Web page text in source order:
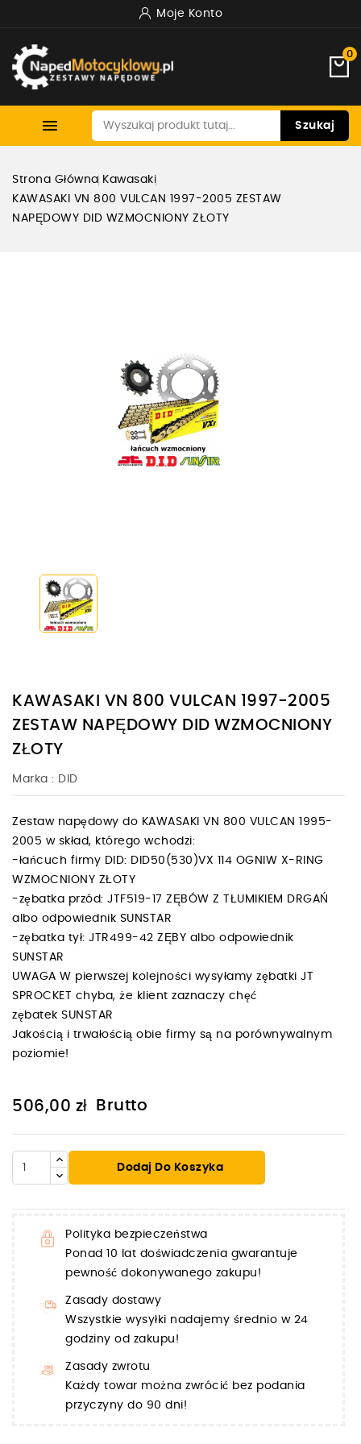
Moje Konto
0
 Szukaj
Strona Główna Kawasaki
KAWASAKI VN 800 VULCAN 1997-2005 ZESTAW
NAPĘDOWY DID WZMOCNIONY ZŁOTY
KAWASAKI VN 800 VULCAN 1997-2005
ZESTAW NAPĘDOWY DID WZMOCNIONY
ZŁOTY
Marka : DID
Zestaw napędowy do KAWASAKI VN 800 VULCAN 1995-
2005 w skład, którego wchodzi:
-łańcuch firmy DID: DID50(530)VX 114 OGNIW X-RING
WZMOCNIONY ZŁOTY
-zębatka przód: JTF519-17 ZĘBÓW Z TŁUMIKIEM DRGAŃ
albo odpowiednik SUNSTAR
-zębatka tył: JTR499-42 ZĘBY albo odpowiednik
SUNSTAR
UWAGA W pierwszej kolejności wysyłamy zębatki JT
SPROCKET chyba, że klient zaznaczy chęć
zębatek SUNSTAR
Jakością i trwałością obie firmy są na porównywalnym
poziomie!
506,00 zł Brutto
Dodaj Do Koszyka
Polityka bezpieczeństwa
Ponad 10 lat doświadczenia gwarantuje
pewność dokonywanego zakupu!
Zasady dostawy
Wszystkie wysyłki nadajemy średnio w 24
godziny od zakupu!
Zasady zwrotu
Każdy towar można zwrócić bez podania
przyczyny do 90 dni!